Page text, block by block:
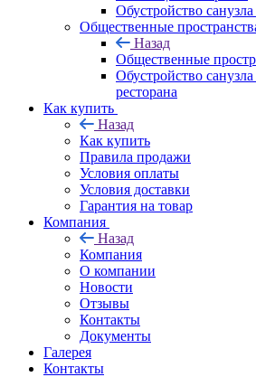
Обустройство
Общественные
Назад
Общественные
Обустройство
ресторана
Как купить
Назад
Как купить
Правила продажи
Условия оплаты
Условия доставки
Гарантия на товар
Компания
Назад
Компания
О компании
Новости
Отзывы
Контакты
Документы
Галерея
Контакты